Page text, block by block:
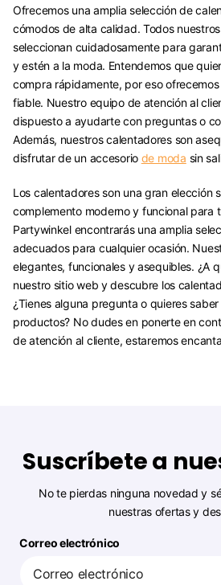
Ofrecemos una amplia selección de
cómodos de alta calidad. Todos
seleccionan cuidadosamente para
y estén a la moda. Entendemos que
compra rápidamente, por eso
fiable. Nuestro equipo de atención al
dispuesto a ayudarte con preguntas o
Además, nuestros calentadores son
disfrutar de un accesorio de moda sin
Los calentadores son una gran elección
complemento moderno y funcional para
Partywinkel encontrarás una amplia
adecuados para cualquier ocasión.
elegantes, funcionales y asequibles. ¿A
nuestro sitio web y descubre los
¿Tienes alguna pregunta o quieres
productos? No dudes en ponerte en
de atención al cliente, estaremos
Suscríbete a
No te pierdas ninguna novedad y
nuestras ofertas y
Correo electrónico